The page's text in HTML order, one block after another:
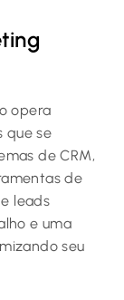
opera
que se
de CRM,
de
leads
e uma
seu